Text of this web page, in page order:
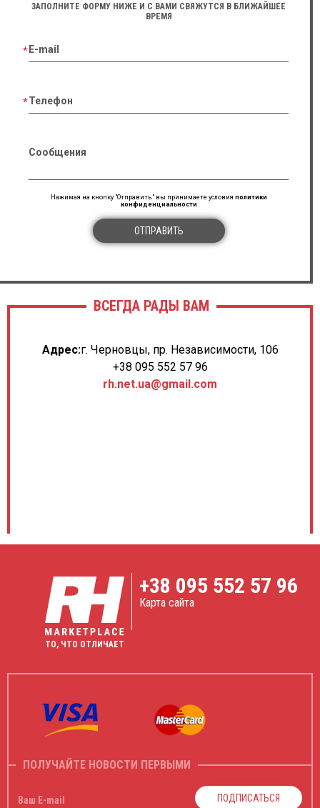
ЗАПОЛНИТЕ ФОРМУ НИЖЕ И С ВАМИ СВЯЖУТСЯ В БЛИЖАЙШЕЕ
ВРЕМЯ
E-mail
Телефон
Сообщения
Нажимая на кнопку "Отправить" вы принимаете условия политики
конфиденциальности
ОТПРАВИТЬ
ВСЕГДА РАДЫ ВАМ
Адрес:г. Черновцы, пр. Независимости, 106
+38 095 552 57 96
rh.net.ua@gmail.com
ТО, ЧТО ОТЛИЧАЕТ
+38 095 552 57 96
Карта сайта
ПОЛУЧАЙТЕ НОВОСТИ ПЕРВЫМИ
Ваш E-mail ПОДПИСАТЬСЯ